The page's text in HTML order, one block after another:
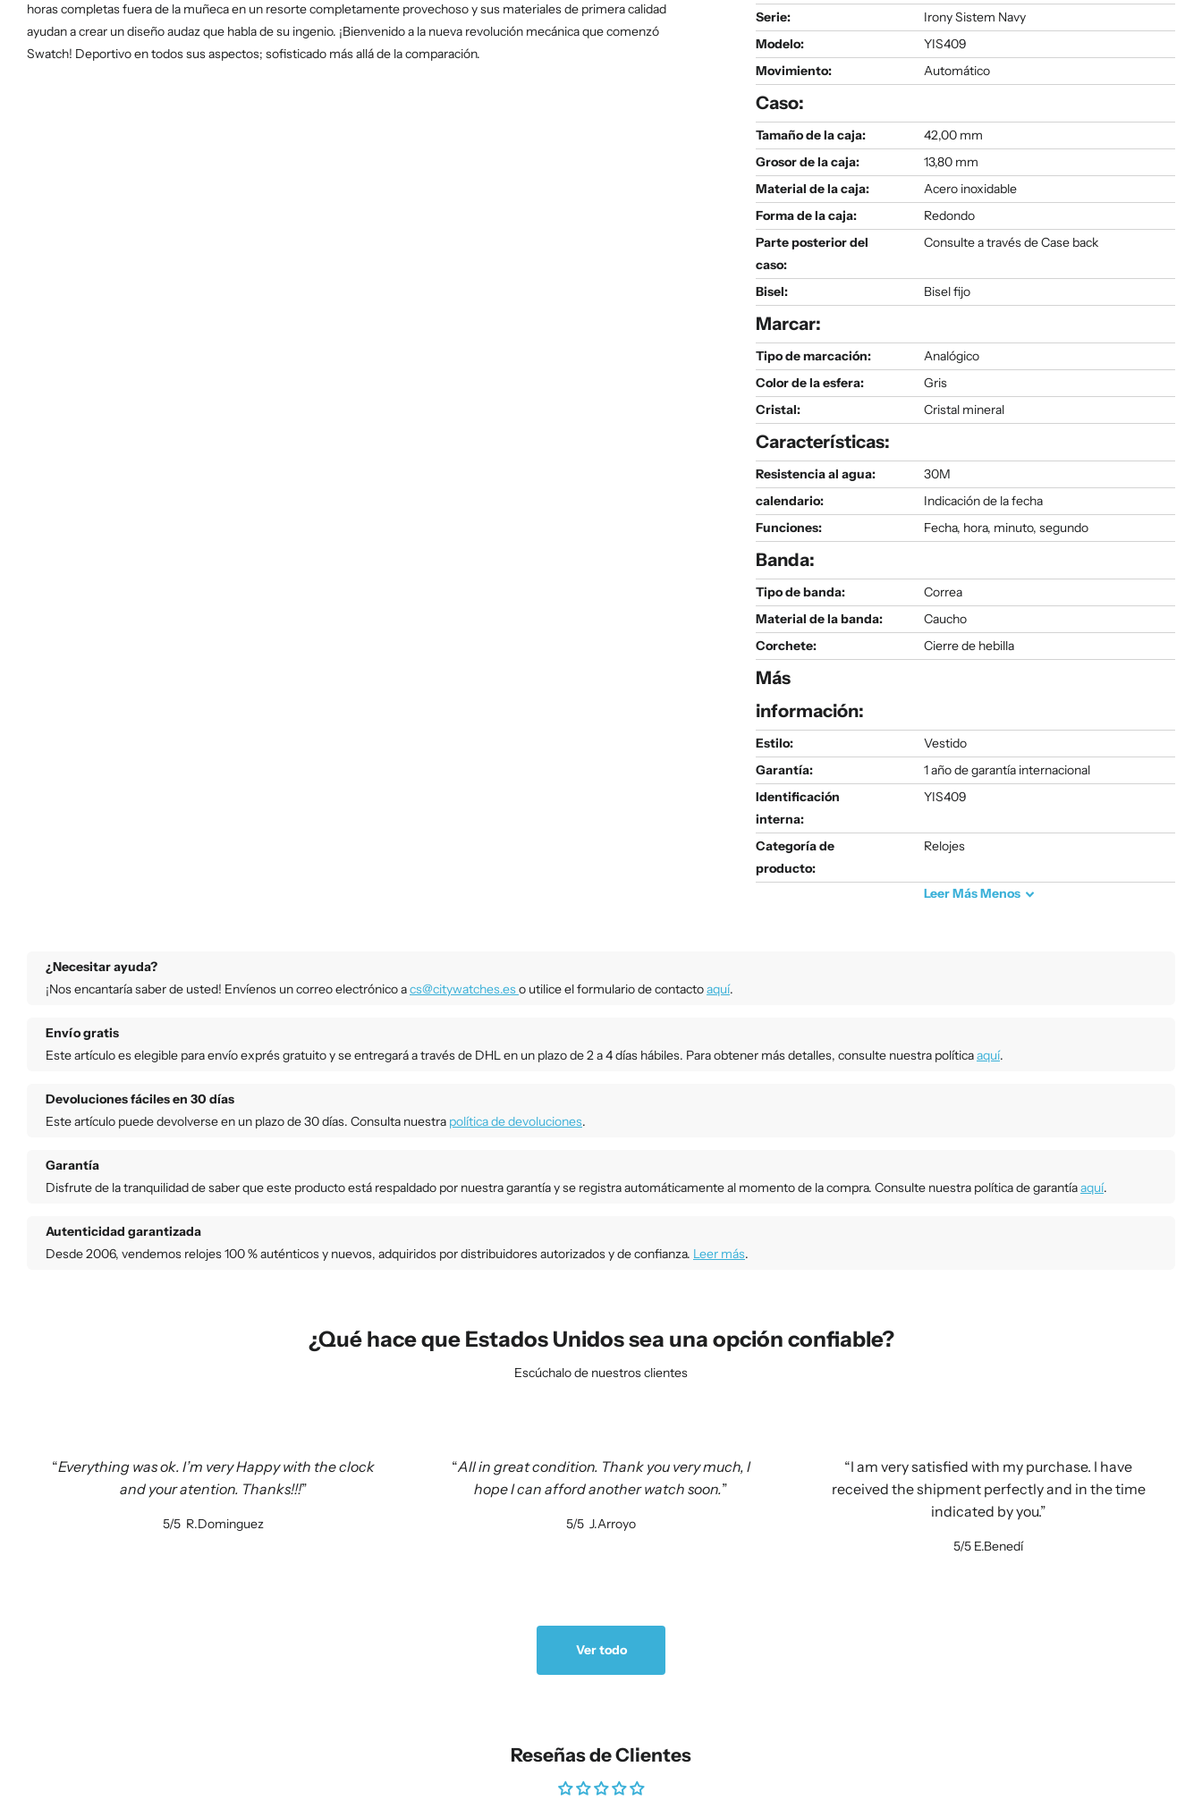
horas completas fuera de la muñeca en un resorte completamente provechoso y sus materiales de primera calidad
ayudan a crear un diseño audaz que habla de su ingenio. ¡Bienvenido a la nueva revolución mecánica que comenzó
Swatch! Deportivo en todos sus aspectos; sofisticado más allá de la comparación.
Serie:
Irony Sistem Navy
Modelo:
YIS409
Movimiento:
Automático
Caso:
Tamaño de la caja:
42,00 mm
Grosor de la caja:
13,80 mm
Material de la caja:
Acero inoxidable
Forma de la caja:
Redondo
Parte posterior del
caso:
Consulte a través de Case back
Bisel: Bisel fijo
Marcar:
Tipo de marcación:
Analógico
Color de la esfera:
Gris
Cristal:
Cristal mineral
Características:
Resistencia al agua:
30M
calendario:
Indicación de la fecha
Funciones:
Fecha, hora, minuto, segundo
Banda:
Tipo de banda:
Correa
Material de la banda:
Caucho
Corchete:
Cierre de hebilla
Más
información:
Estilo:
Vestido
Garantía:
1 año de garantía internacional
Identificación
interna:
YIS409
Categoría de
producto:
Relojes
LeerMásMenos
¿Necesitar ayuda?
¡Nos encantaría saber de usted! Envíenos un correo electrónico acs@citywatches.eso utilice el formulario de contactoaquí.
Envío gratis
Este artículo es elegible para envío exprés gratuito y se entregará a través de DHL en un plazo de 2 a 4 días hábiles. Para obtener más detalles, consulte nuestra políticaaquí.
Devoluciones fáciles en 30 días
Este artículo puede devolverse en un plazo de 30 días. Consulta nuestra política de devoluciones.
Garantía
Disfrute de la tranquilidad de saber que este producto está respaldado por nuestra garantía y se registra automáticamente al momento de la compra. Consulte nuestra política de garantíaaquí.
Autenticidad garantizada
Desde 2006, vendemos relojes 100 % auténticos y nuevos, adquiridos por distribuidores autorizados y de confianza. Leer más.
¿Qué hace que Estados Unidos sea una opción confiable?
Escúchalo de nuestros clientes
Everything was ok. I’m very Happy with the clock
and your atention. Thanks!!!
5/5 R.Dominguez
All in great condition. Thank you very much, I
hope I can afford another watch soon.
5/5J.Arroyo
I am very satisfied with my purchase. I have
received the shipment perfectly and in the time
indicated by you.
5/5 E.Benedí
Ver todo
Reseñas de Clientes